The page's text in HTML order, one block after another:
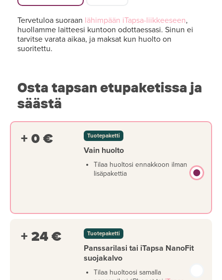
Tervetuloa suoraan lähimpään iTapsa-liikkeeseen,
huollamme laitteesi kuntoon odottaessasi. Sinun ei
tarvitse varata aikaa, ja maksat kun huolto on
suoritettu.
Osta tapsan etupaketissa ja
säästä
+ 0 € Tuotepaketti
Vain huolto
Tilaa huoltosi ennakkoon ilman
lisäpakettia
+ 24 € Tuotepaketti
Panssarilasi tai iTapsa NanoFit
suojakalvo
Tilaa huoltoosi samalla